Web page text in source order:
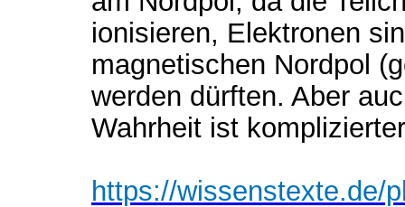
ionisieren, Elektronen
magnetischen Nordpol
werden dürften. Aber
Wahrheit ist
https://wissenstexte.de/